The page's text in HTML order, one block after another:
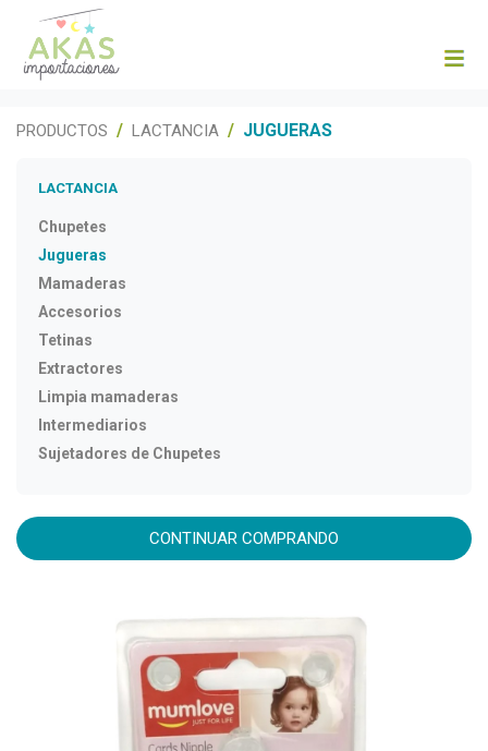
PRODUCTOS LACTANCIA JUGUERAS
LACTANCIA
Chupetes
Jugueras
Mamaderas
Accesorios
Tetinas
Extractores
Limpia mamaderas
Intermediarios
Sujetadores de Chupetes
CONTINUAR COMPRANDO